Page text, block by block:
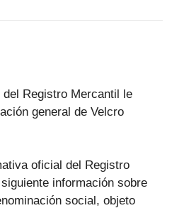
Registro Mercantil le
general de Velcro
oficial del Registro
información sobre
social, objeto